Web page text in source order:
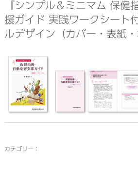
『シンプル＆ミニマム 保健
援ガイド 実践ワークシート
ルデザイン（カバー・表紙・
カテゴリー：